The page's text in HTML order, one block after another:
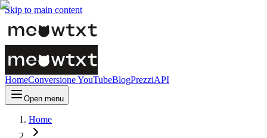
Skip to main content
HomeConversione YouTubeBlogPrezziAPI
Open menu
Home